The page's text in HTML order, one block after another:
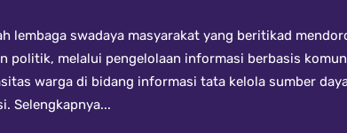
lembaga swadaya masyarakat yang beritikad
politik, melalui pengelolaan informasi berbasis
warga di bidang informasi tata kelola sumber
Selengkapnya...